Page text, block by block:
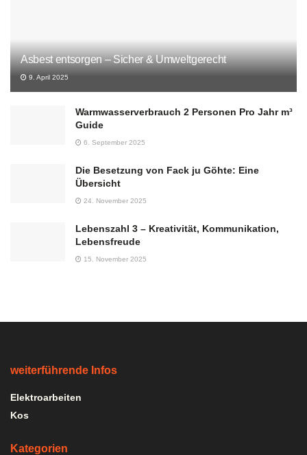
Asbest entsorgen – Sicher & Umweltgerecht
9. April 2025
Warmwasserverbrauch 2 Personen Pro Jahr m³
Guide
6. September 2025
Die Besetzung von Fack ju Göhte: Eine
Übersicht
24. November 2025
Lebenszahl 3 – Kreativität, Kommunikation,
Lebensfreude
15. November 2025
weiterführende Infos
Elektroarbeiten
Kos
Kategorien